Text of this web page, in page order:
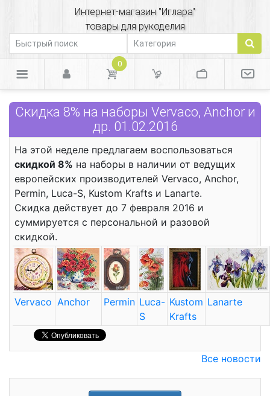
Интернет-магазин "Иглара"
товары для рукоделия
0
Скидка 8% на наборы Vervaco, Anchor и
др. 01.02.2016
На этой неделе предлагаем воспользоваться
скидкой 8% на наборы в наличии от ведущих
европейских производителей Vervaco, Anchor,
Permin, Luca-S, Kustom Krafts и Lanarte.
Скидка действует до 7 февраля 2016 и
суммируется с персональной и разовой
скидкой.
Vervaco Anchor Permin Luca-
S
Kustom
Krafts
Lanarte
Все новости